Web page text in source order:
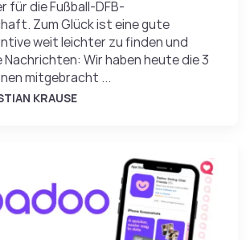
für die Fußball-DFB-
Zum Glück ist eine gute
weit leichter zu finden und
Wir haben heute die 3
mitgebracht ...
KRAUSE